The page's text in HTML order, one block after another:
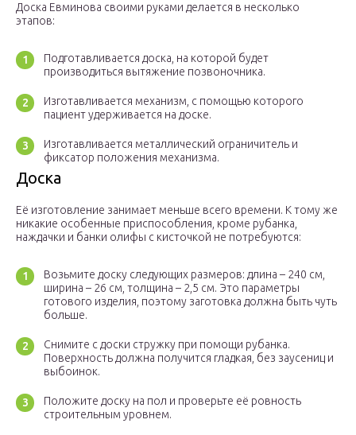
Доска Евминова своими руками делается в несколько
этапов:
Подготавливается доска, на которой будет
производиться вытяжение позвоночника.
Изготавливается механизм, с помощью которого
пациент удерживается на доске.
Изготавливается металлический ограничитель и
фиксатор положения механизма.
Доска
Её изготовление занимает меньше всего времени. К тому же
никакие особенные приспособления, кроме рубанка,
наждачки и банки олифы с кисточкой не потребуются:
Возьмите доску следующих размеров: длина – 240 см,
ширина – 26 см, толщина – 2,5 см. Это параметры
готового изделия, поэтому заготовка должна быть чуть
больше.
Снимите с доски стружку при помощи рубанка.
Поверхность должна получится гладкая, без заусениц и
выбоинок.
Положите доску на пол и проверьте её ровность
строительным уровнем.